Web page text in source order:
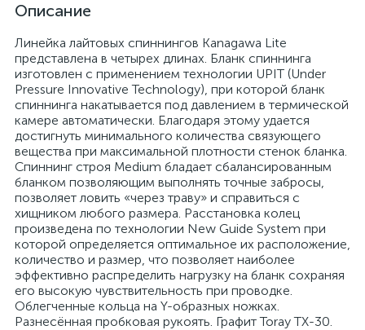
Описание
Линейка лайтовых спиннингов Kanagawa Lite
представлена в четырех длинах. Бланк спиннинга
изготовлен с применением технологии UPIT (Under
Pressure Innovative Technology), при которой бланк
спиннинга накатывается под давлением в термической
камере автоматически. Благодаря этому удается
достигнуть минимального количества связующего
вещества при максимальной плотности стенок бланка.
Спиннинг строя Medium бладает сбалансированным
бланком позволяющим выполнять точные забросы,
позволяет ловить «через траву» и справиться с
хищником любого размера. Расстановка колец
произведена по технологии New Guide System при
которой определяется оптимальное их расположение,
количество и размер, что позволяет наиболее
эффективно распределить нагрузку на бланк сохраняя
его высокую чувствительность при проводке.
Облегченные кольца на Y-образных ножках.
Разнесённая пробковая рукоять. Графит Toray TX-30.